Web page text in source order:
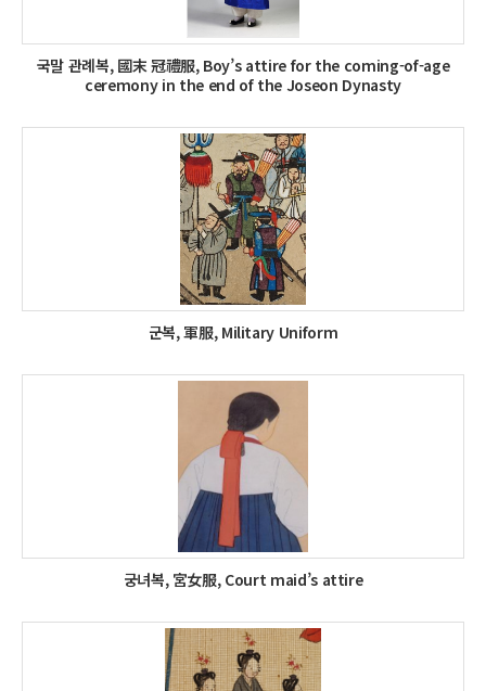
국말 관례복, 國末 冠禮服, Boy’s attire for the coming-of-age
ceremony in the end of the Joseon Dynasty
군복, 軍服, Military Uniform
궁녀복, 宮女服, Court maid’s attire